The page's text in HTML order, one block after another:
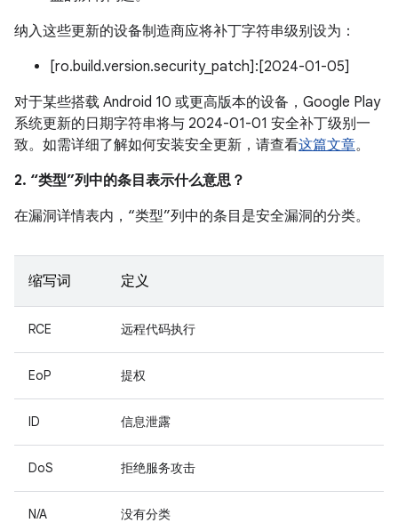
纳入这些更新的设备制造商应将补丁字符串级别设为：
[ro.build.version.security_patch]:[2024-01-05]
对于某些搭载 Android 10 或更高版本的设备，Google Play
系统更新的日期字符串将与 2024-01-01 安全补丁级别一
致。如需详细了解如何安装安全更新，请查看这篇文章。
2. “类型”列中的条目表示什么意思？
在漏洞详情表内，“类型”列中的条目是安全漏洞的分类。
缩写词 定义
RCE 远程代码执行
EoP 提权
ID 信息泄露
DoS 拒绝服务攻击
N/A 没有分类